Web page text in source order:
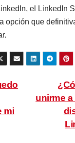
el LinkedIn
opción que
unirme
mi